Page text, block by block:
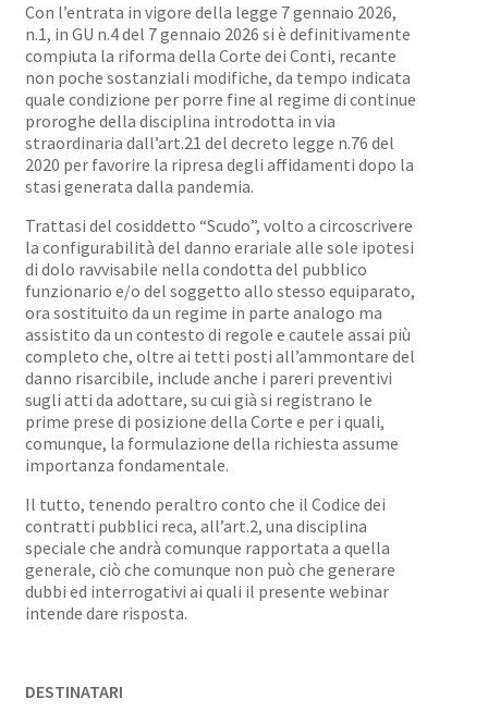
Con l’entrata in vigore della legge 7 gennaio 2026,
n.1, in GU n.4 del 7 gennaio 2026 si è definitivamente
compiuta la riforma della Corte dei Conti, recante
non poche sostanziali modifiche, da tempo indicata
quale condizione per porre fine al regime di continue
proroghe della disciplina introdotta in via
straordinaria dall’art.21 del decreto legge n.76 del
2020 per favorire la ripresa degli affidamenti dopo la
stasi generata dalla pandemia.
Trattasi del cosiddetto “Scudo”, volto a circoscrivere
la configurabilità del danno erariale alle sole ipotesi
di dolo ravvisabile nella condotta del pubblico
funzionario e/o del soggetto allo stesso equiparato,
ora sostituito da un regime in parte analogo ma
assistito da un contesto di regole e cautele assai più
completo che, oltre ai tetti posti all’ammontare del
danno risarcibile, include anche i pareri preventivi
sugli atti da adottare, su cui già si registrano le
prime prese di posizione della Corte e per i quali,
comunque, la formulazione della richiesta assume
importanza fondamentale.
Il tutto, tenendo peraltro conto che il Codice dei
contratti pubblici reca, all’art.2, una disciplina
speciale che andrà comunque rapportata a quella
generale, ciò che comunque non può che generare
dubbi ed interrogativi ai quali il presente webinar
intende dare risposta.
DESTINATARI